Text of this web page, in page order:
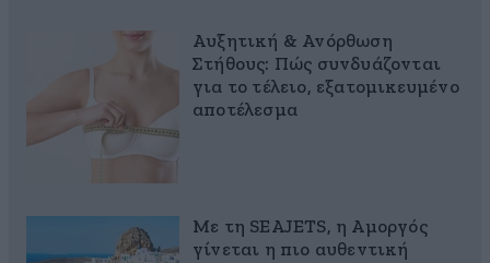
Αυξητική & Ανόρθωση
Στήθους: Πώς συνδυάζονται
για το τέλειο, εξατομικευμένο
αποτέλεσμα
Με τη SEAJETS, η Αμοργός
γίνεται η πιο αυθεντική